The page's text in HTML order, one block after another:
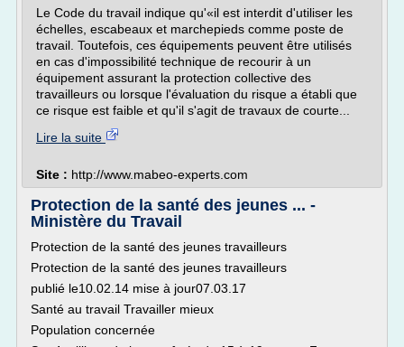
Le Code du travail indique qu'«il est interdit d'utiliser les
échelles, escabeaux et marchepieds comme poste de
travail. Toutefois, ces équipements peuvent être utilisés
en cas d'impossibilité technique de recourir à un
équipement assurant la protection collective des
travailleurs ou lorsque l'évaluation du risque a établi que
ce risque est faible et qu'il s'agit de travaux de courte...
Lire la suite
Site : http://www.mabeo-experts.com
Protection de la santé des jeunes ... -
Ministère du Travail
Protection de la santé des jeunes travailleurs
Protection de la santé des jeunes travailleurs
publié le10.02.14 mise à jour07.03.17
Santé au travail Travailler mieux
Population concernée